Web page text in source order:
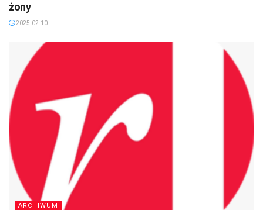
żony
2025-02-10
ARCHIWUM